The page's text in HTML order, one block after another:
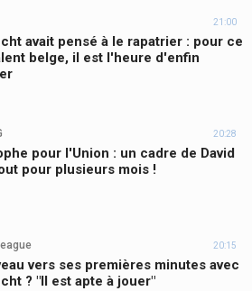
21:00
avait pensé à le rapatrier : pour ce
belge, il est l'heure d'enfin
20:28
pour l'Union : un cadre de David
pour plusieurs mois !
20:15
vers ses premières minutes avec
? "Il est apte à jouer"